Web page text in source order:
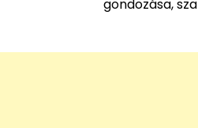
gondozása,